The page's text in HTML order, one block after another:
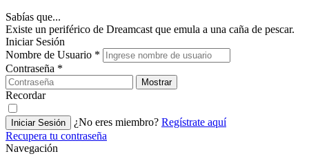
Sabías que...
Existe un periférico de Dreamcast que emula a una caña de pescar.
Iniciar Sesión
Nombre de Usuario *
Contraseña *
Mostrar
Recordar
Iniciar Sesión ¿No eres miembro? Regístrate aquí
Recupera tu contraseña
Navegación